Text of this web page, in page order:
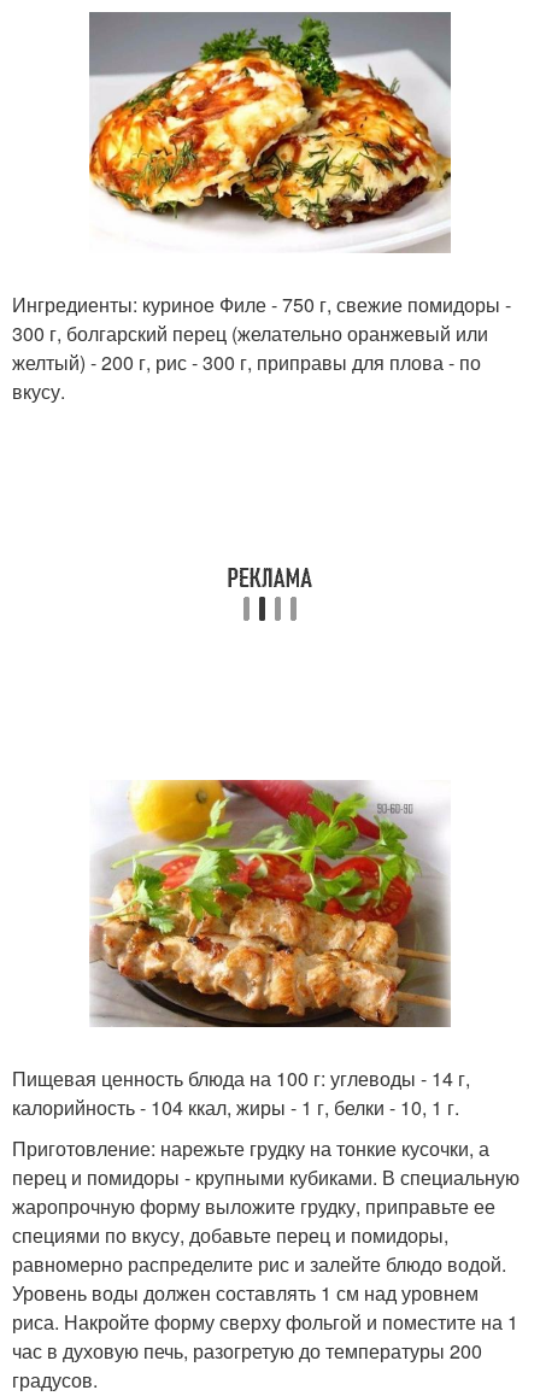
Ингредиенты: куриное Филе - 750 г, свежие помидоры -
300 г, болгарский перец (желательно оранжевый или
желтый) - 200 г, рис - 300 г, приправы для плова - по
вкусу.
Пищевая ценность блюда на 100 г: углеводы - 14 г,
калорийность - 104 ккал, жиры - 1 г, белки - 10, 1 г.
Приготовление: нарежьте грудку на тонкие кусочки, а
перец и помидоры - крупными кубиками. В специальную
жаропрочную форму выложите грудку, приправьте ее
специями по вкусу, добавьте перец и помидоры,
равномерно распределите рис и залейте блюдо водой.
Уровень воды должен составлять 1 см над уровнем
риса. Накройте форму сверху фольгой и поместите на 1
час в духовую печь, разогретую до температуры 200
градусов.